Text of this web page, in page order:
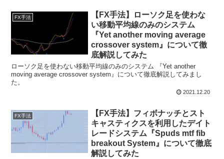
FX手法
【FX手法】ローソク足を使わな
い移動平均線のみのシステム
『Yet another moving average
crossover system』について徹
底解説してみた
ローソク足を使わない移動平均線のみのシステム 『Yet another
moving average crossover system』について徹底解説してみまし
た。
2021.12.20
FX手法
【FX手法】フィボナッチとスト
キャスティクスを利用したデイト
レードシステム『Spuds mtf fib
breakout System』について徹底
解説してみた